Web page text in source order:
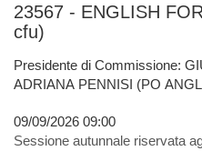
23567 - ENGLISH
cfu)
Presidente di Commissione:
ADRIANA PENNISI (PO
09/09/2026 09:00
Sessione autunnale riservata